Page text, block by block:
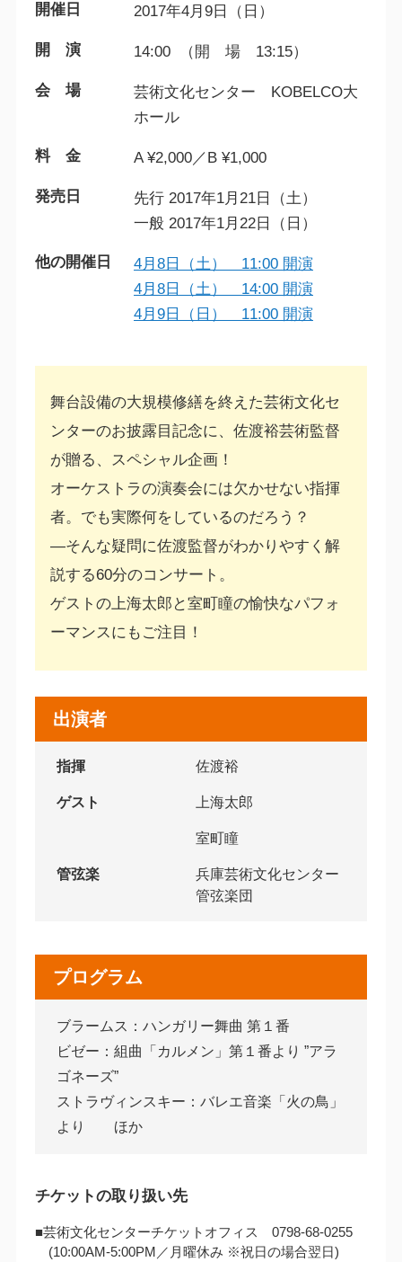
開催日 2017年4月9日（日）
開 演 14:00 （開 場 13:15）
会 場
芸術文化センター KOBELCO大
ホール
料 金 A ¥2,000／B ¥1,000
発売日
先行 2017年1月21日（土）
一般 2017年1月22日（日）
他の開催日
4月8日（土） 11:00 開演
4月8日（土） 14:00 開演
4月9日（日） 11:00 開演
舞台設備の大規模修繕を終えた芸術文化セ
ンターのお披露目記念に、佐渡裕芸術監督
が贈る、スペシャル企画！
オーケストラの演奏会には欠かせない指揮
者。でも実際何をしているのだろう？
―そんな疑問に佐渡監督がわかりやすく解
説する60分のコンサート。
ゲストの上海太郎と室町瞳の愉快なパフォ
ーマンスにもご注目！
出演者
指揮 佐渡裕
ゲスト 上海太郎
室町瞳
管弦楽
兵庫芸術文化センター
管弦楽団
プログラム
ブラームス：ハンガリー舞曲 第１番
ビゼー：組曲「カルメン」第１番より ”アラ
ゴネーズ”
ストラヴィンスキー：バレエ音楽「火の鳥」
より ほか
チケットの取り扱い先
■芸術文化センターチケットオフィス 0798-68-0255
(10:00AM‐5:00PM／月曜休み ※祝日の場合翌日)